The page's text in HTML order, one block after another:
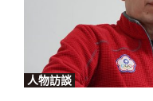
人物訪談